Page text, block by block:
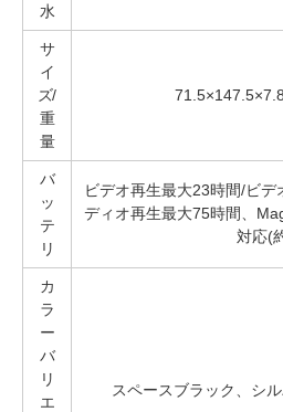
水
サ
イ
ズ/
重
量
バ
ッ
テ
リ
ビデオ再生最大23時間/ビ
ディオ再生最大75時間、
対応(
カ
ラ
ー
バ
リ
エ
スペースブラック、シ